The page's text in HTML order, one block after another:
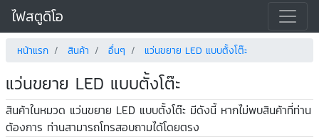
ไฟสตูดิโอ
หน้าแรก สินค้า อื่นๆ แว่นขยาย LED แบบตั้งโต๊ะ
แว่นขยาย LED แบบตั้งโต๊ะ
สินค้าในหมวด แว่นขยาย LED แบบตั้งโต๊ะ มีดังนี้ หากไม่พบสินค้าที่ท่าน
ต้องการ ท่านสามารถโทรสอบถามได้โดยตรง